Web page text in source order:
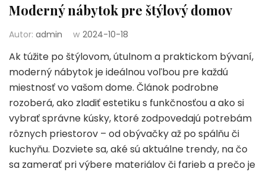
Moderný nábytok pre štýlový domov
Autor: admin w 2024-10-18
Ak túžite po štýlovom, útulnom a praktickom bývaní,
moderný nábytok je ideálnou voľbou pre každú
miestnosť vo vašom dome. Článok podrobne
rozoberá, ako zladiť estetiku s funkčnosťou a ako si
vybrať správne kúsky, ktoré zodpovedajú potrebám
rôznych priestorov – od obývačky až po spálňu či
kuchyňu. Dozviete sa, aké sú aktuálne trendy, na čo
sa zamerať pri výbere materiálov či farieb a prečo je